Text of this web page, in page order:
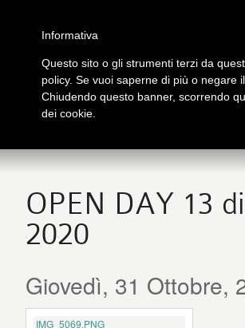
Home
Galleria immagini
tutto
OPEN DAY 13
2020
Giovedì, 31 Ottobre,
IMG_5069.PNG
Informativa
Questo sito o gli strumenti terzi da
policy. Se vuoi saperne di più o
Chiudendo questo banner, scorrendo
dei cookie.